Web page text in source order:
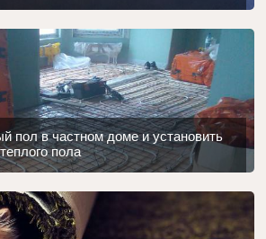
пол в частном доме и установить
пола